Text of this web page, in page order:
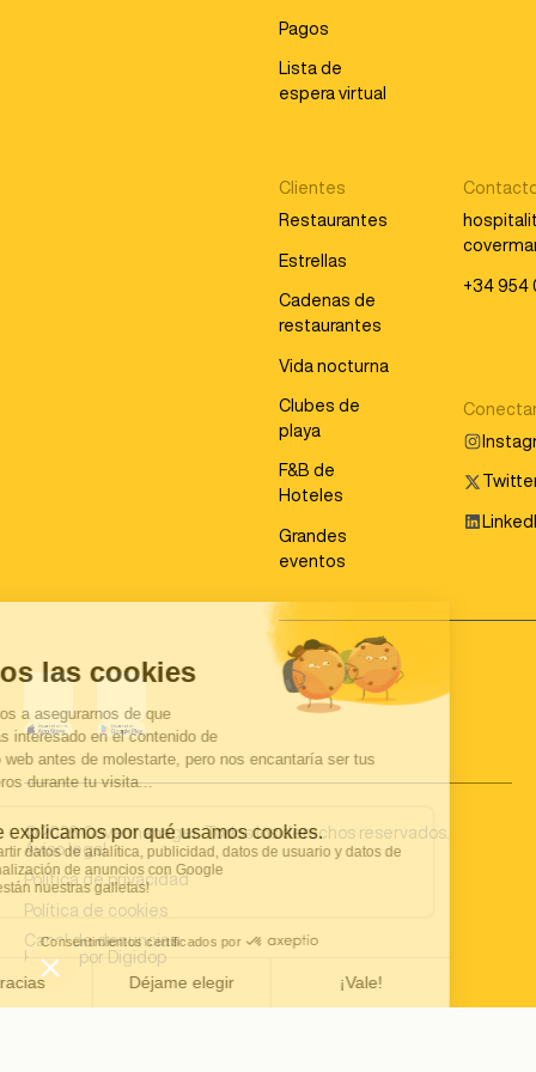
Pagos
Lista de
espera virtual
Clientes
Restaurantes
Estrellas
Cadenas de
restaurantes
Vida nocturna
Clubes de
playa
F&B de
Hoteles
Grandes
eventos
+34 954
©2026Covermanager. Todos los derechos reservados.
Aviso legal
Política de privacidad
Política de cookies
Canal de denuncias
Hecho por Digidop